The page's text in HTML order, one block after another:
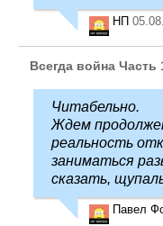
НП
Всегда война Часть
Читабельно.
Ждем
реальность
заниматься
сказать,
Павел